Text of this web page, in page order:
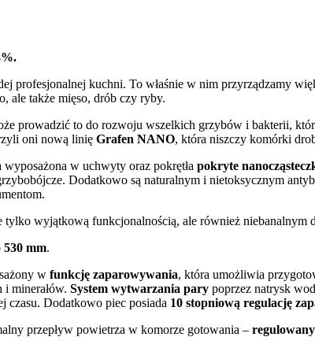
profesjonalnej kuchni. To właśnie w nim przyrządzamy
ale także mięso, drób czy ryby.
prowadzić to do rozwoju wszelkich grzybów i bakterii,
oni nową linię Grafen NANO, która niszczy komórki
wyposażona w uchwyty oraz pokrętła pokryte
Dodatkowo są naturalnym i nietoksycznym
tylko wyjątkową funkcjonalnością, ale również niebanalnym
530 mm.
w funkcję zaparowywania, która umożliwia
minerałów. System wytwarzania pary poprzez natrysk
czasu. Dodatkowo piec posiada 10 stopniową regulację
przepływ powietrza w komorze gotowania –